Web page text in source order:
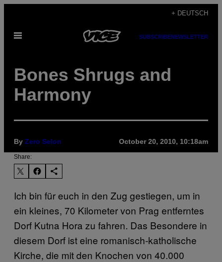
content
+ DEUTSCH
Open
SUBSCRIBENEWSLETTER
Bones Shrugs and
Harmony
By Zero Selon October 20, 2010, 10:18am
Share:
Ich bin für euch in den Zug gestiegen, um in
ein kleines, 70 Kilometer von Prag entferntes
Dorf Kutna Hora zu fahren. Das Besondere in
diesem Dorf ist eine romanisch-katholische
Kirche, die mit den Knochen von 40.000